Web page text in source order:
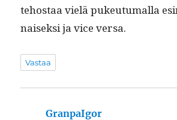
tehostaa vielä pukeu­tu­mal­la
naisek­si ja vice versa.
Vastaa
GranpaIgor